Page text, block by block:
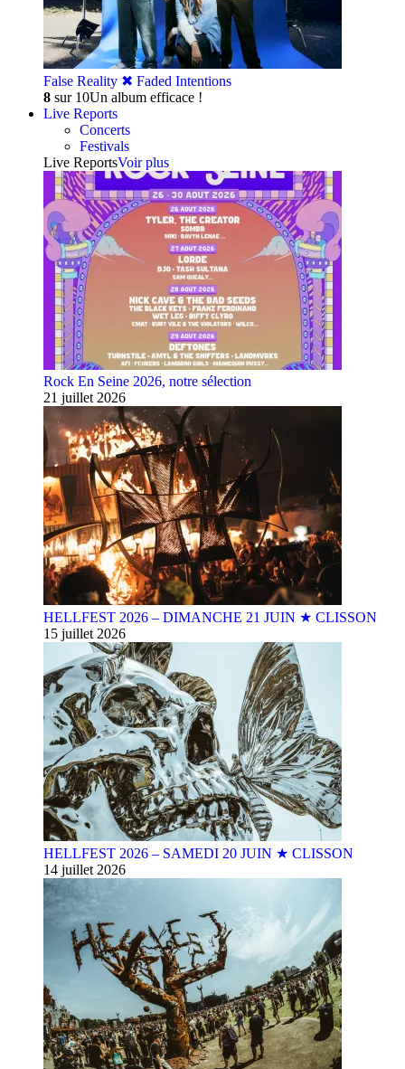
False Reality ✖︎ Faded Intentions
8 sur 10Un album efficace !
Live Reports
Concerts
Festivals
Live ReportsVoir plus
Rock En Seine 2026, notre sélection
21 juillet 2026
HELLFEST 2026 – DIMANCHE 21 JUIN ★ CLISSON
15 juillet 2026
HELLFEST 2026 – SAMEDI 20 JUIN ★ CLISSON
14 juillet 2026